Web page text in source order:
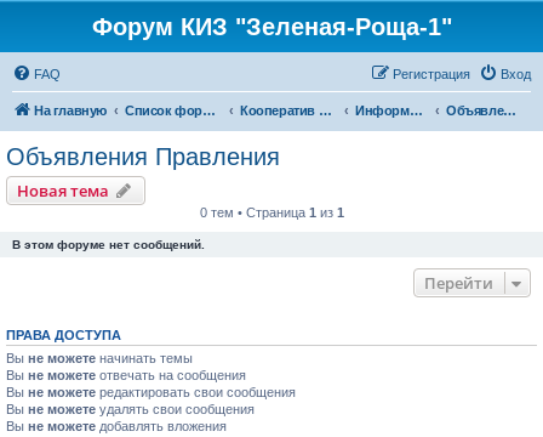
Форум КИЗ "Зеленая-Роща-1"
FAQ Вход
Регистрация
На главную Список форумов Кооператив "Зеленая Роща-1" Информация Объявления Правления
Объявления Правления
Новая тема
0 тем • Страница 1 из 1
В этом форуме нет сообщений.
Перейти
ПРАВА ДОСТУПА
Вы не можете начинать темы
Вы не можете отвечать на сообщения
Вы не можете редактировать свои сообщения
Вы не можете удалять свои сообщения
Вы не можете добавлять вложения